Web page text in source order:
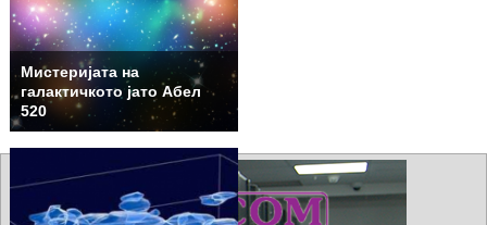
Мистеријата на
галактичкото јато Абел
520